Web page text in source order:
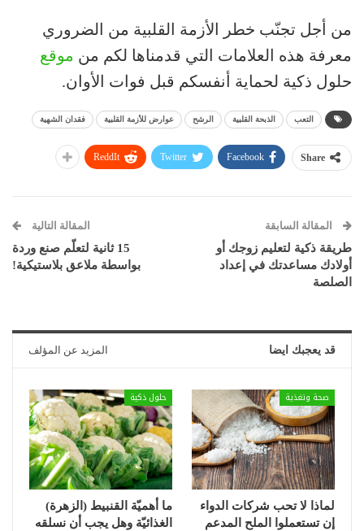
من أجل تجنّب خطر الأزمة القلبية من الضروري
معرفة هذه العلامات التي قدمناها لكم من موقع
حلول ذكية لحماية أنفسكم قبل فوات الأوان.
التعب الذبحة القلبية الرشح عوارض للأزمة القلبية فقدان الشهية
Share
Facebook
Twitter
ReddIt
المقالة السابقة
طريقة ذكية لتعليم زوجك أو
أولادك مساعدتك في إعداد
الصلصة
المقالة التالية
15 ثانية لتعلّم صنع وردة
بواسطة ملاعق بلاستيكية!
قد يعجبك ايضا المزيد عن المؤلف
صحة وتغذية
لماذا لا تحب شركات الدواء
إن تستعملوا الملح المدعم
حلول ذكية
ما أهميّة القنبيط (الزهرة)
الغذائيّة وهل يجب أن نسلقه